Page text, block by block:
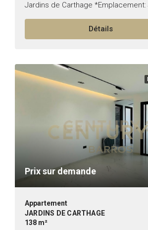
Jardins de Carthage *Emplacement:
Carthage *Typologie: S+2 *État: vide
composé de: -Un salon, une...
Détails
Prix sur demande
Appartement
JARDINS DE CARTHAGE
138 m²